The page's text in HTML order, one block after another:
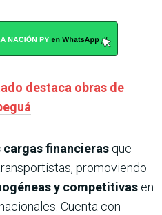
destaca obras de
cargas financieras que
promoviendo
y competitivas en
Cuenta con